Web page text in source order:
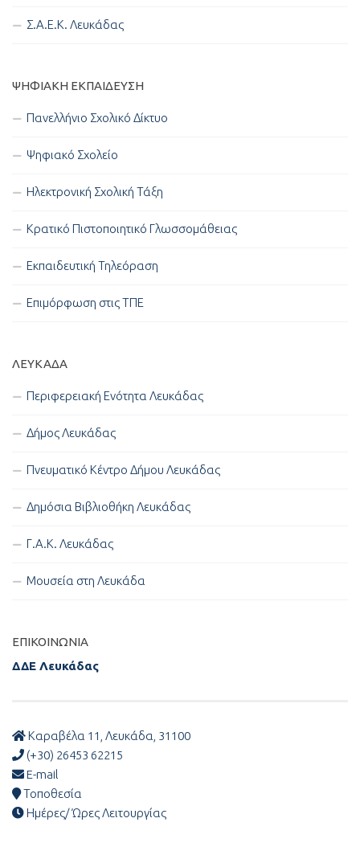
Σ.Α.Ε.Κ. Λευκάδας
ΨΗΦΙΑΚΉ ΕΚΠΑΊΔΕΥΣΗ
Πανελλήνιο Σχολικό Δίκτυο
Ψηφιακό Σχολείο
Ηλεκτρονική Σχολική Τάξη
Κρατικό Πιστοποιητικό Γλωσσομάθειας
Εκπαιδευτική Τηλεόραση
Επιμόρφωση στις ΤΠΕ
ΛΕΥΚΑΔΑ
Περιφερειακή Ενότητα Λευκάδας
Δήμος Λευκάδας
Πνευματικό Κέντρο Δήμου Λευκάδας
Δημόσια Βιβλιοθήκη Λευκάδας
Γ.Α.Κ. Λευκάδας
Μουσεία στη Λευκάδα
ΕΠΙΚΟΙΝΩΝΊΑ
ΔΔΕ Λευκάδας
Καραβέλα 11, Λευκάδα, 31100
(+30) 26453 62215
E-mail
Τοποθεσία
Ημέρες/ Ώρες Λειτουργίας